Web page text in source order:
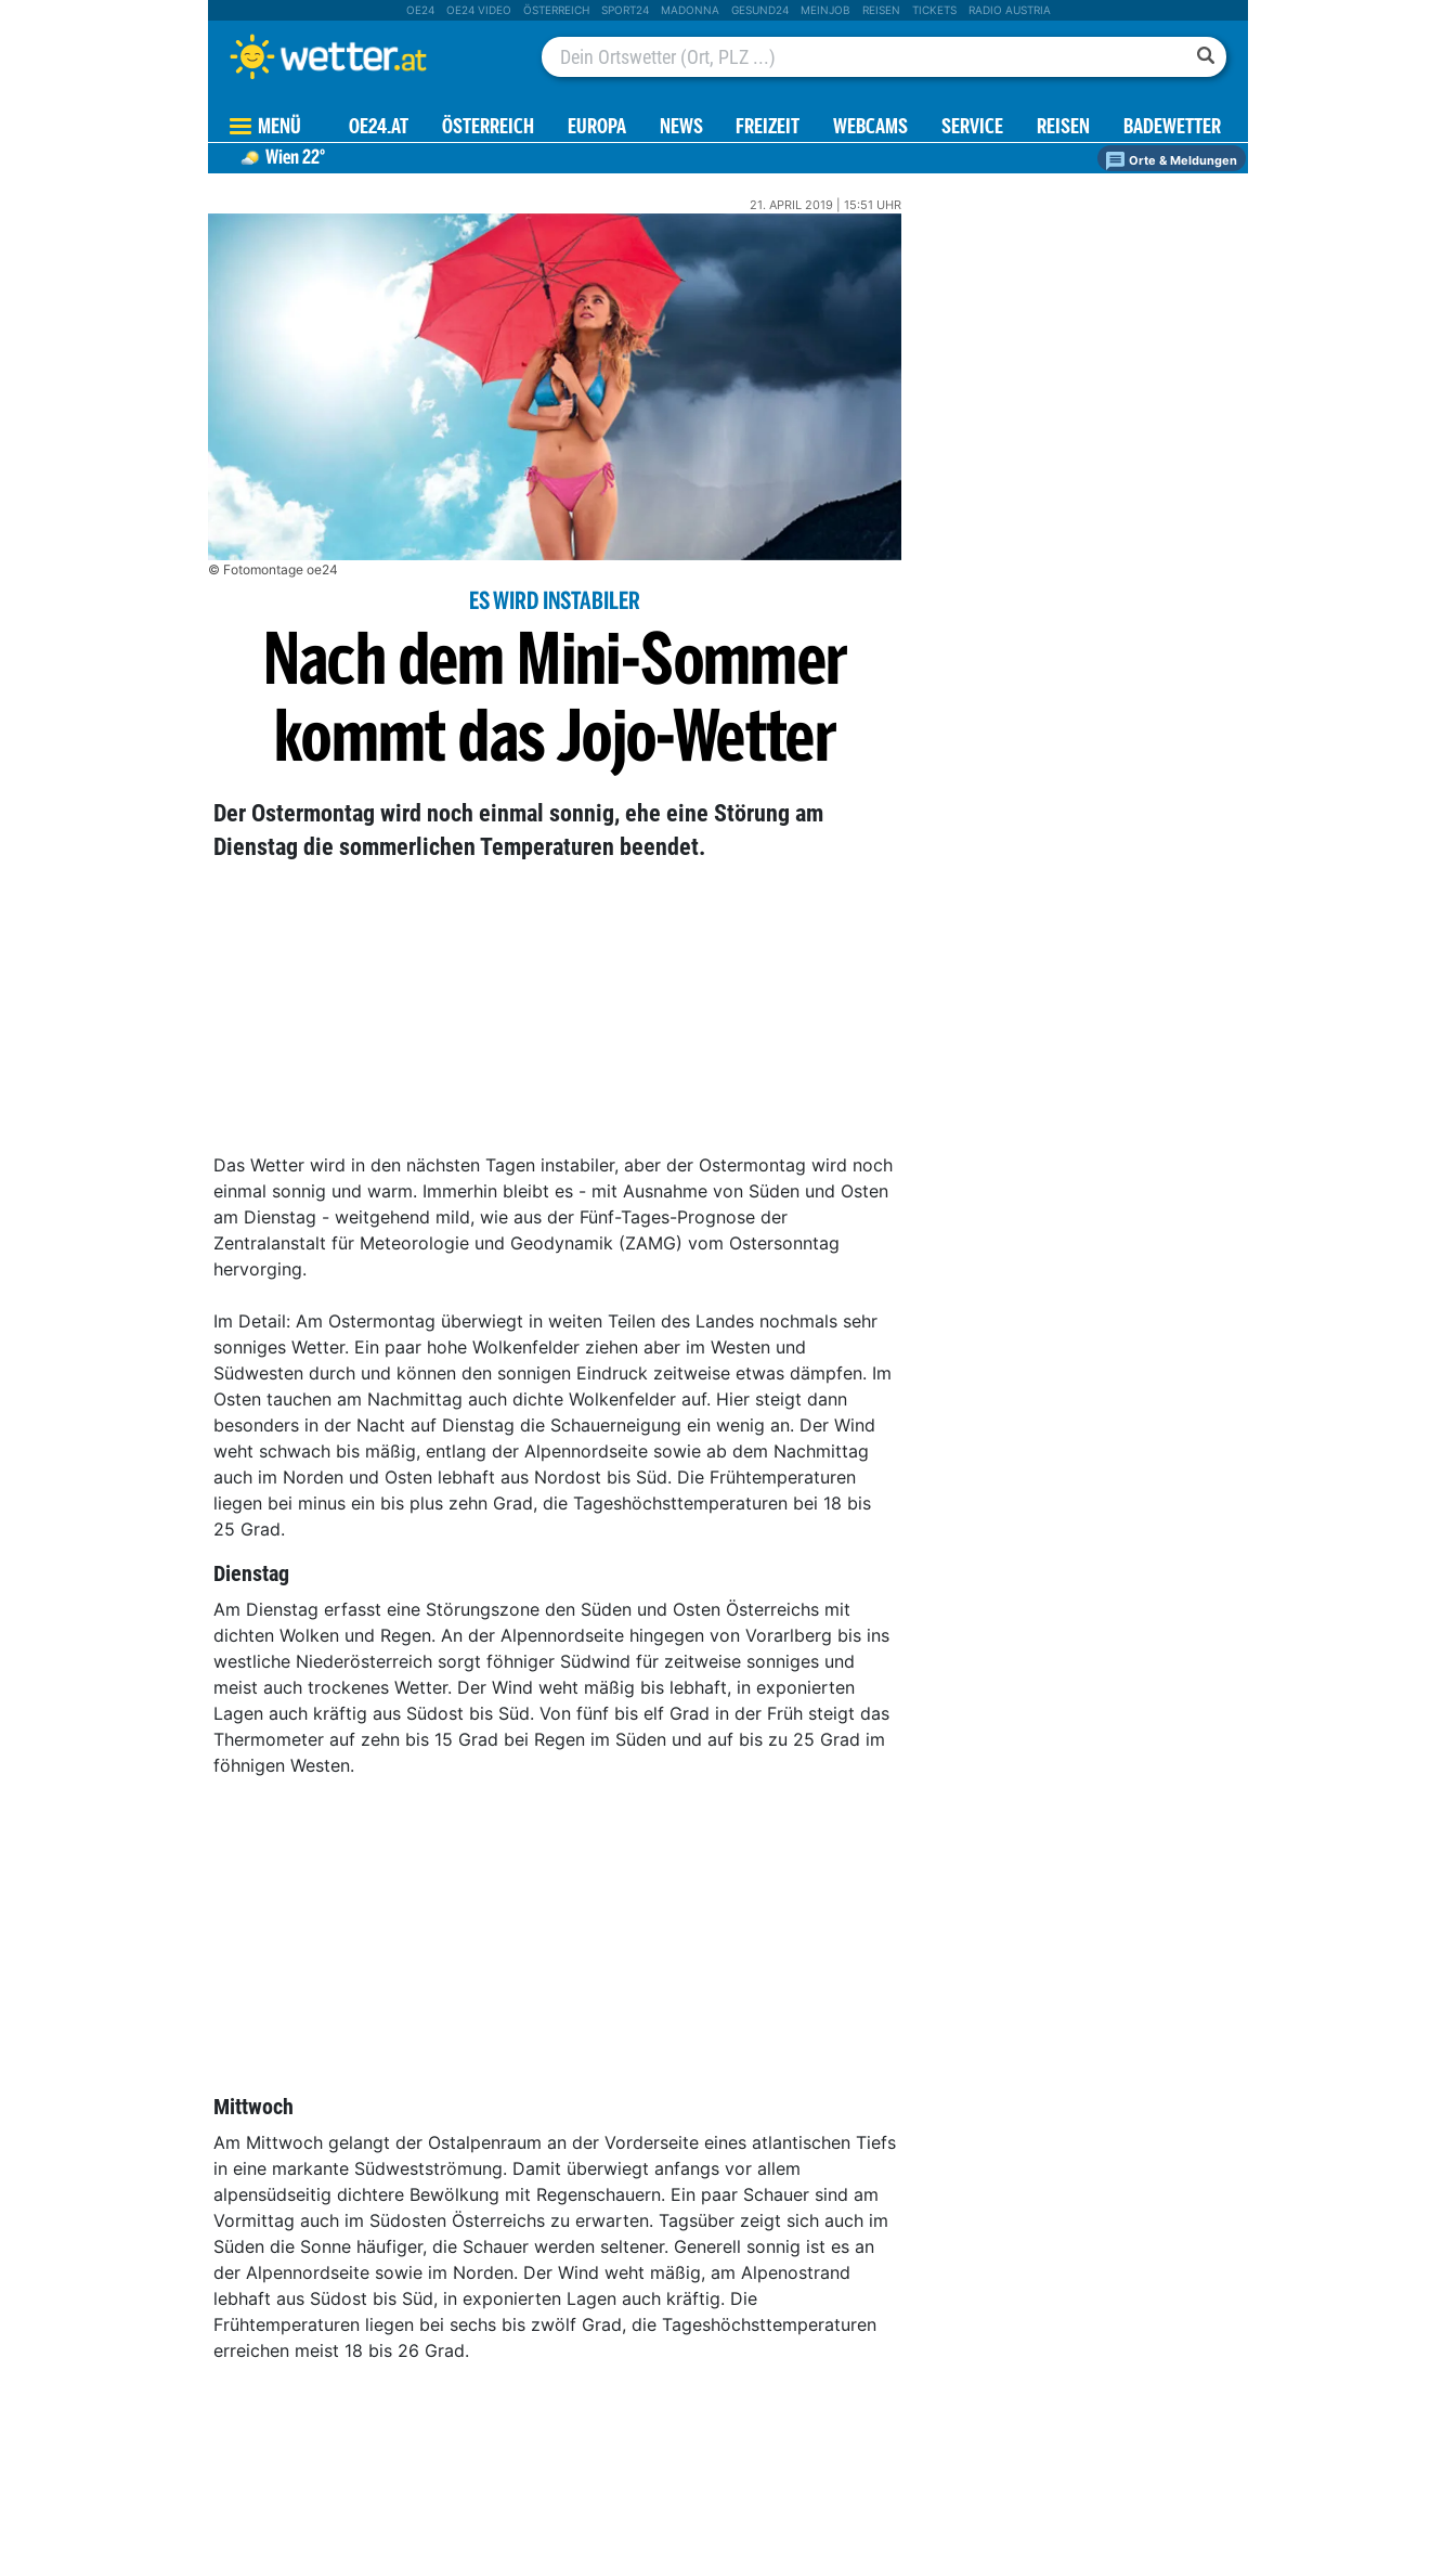
OE24 OE24 VIDEO ÖSTERREICH SPORT24 MADONNA GESUND24 MEINJOB REISEN TICKETS RADIO AUSTRIA
MENÜ OE24.AT ÖSTERREICH EUROPA NEWS FREIZEIT WEBCAMS SERVICE REISEN BADEWETTER
Wien22° Orte & Meldungen
21. APRIL 2019 | 15:51 UHR
© Fotomontage oe24
ES WIRD INSTABILER
Nach dem Mini-Sommer
kommt das Jojo-Wetter
Der Ostermontag wird noch einmal sonnig, ehe eine Störung am
Dienstag die sommerlichen Temperaturen beendet.
Das Wetter wird in den nächsten Tagen instabiler, aber der Ostermontag wird noch
einmal sonnig und warm. Immerhin bleibt es - mit Ausnahme von Süden und Osten
am Dienstag - weitgehend mild, wie aus der Fünf-Tages-Prognose der
Zentralanstalt für Meteorologie und Geodynamik (ZAMG) vom Ostersonntag
hervorging.
Im Detail: Am Ostermontag überwiegt in weiten Teilen des Landes nochmals sehr
sonniges Wetter. Ein paar hohe Wolkenfelder ziehen aber im Westen und
Südwesten durch und können den sonnigen Eindruck zeitweise etwas dämpfen. Im
Osten tauchen am Nachmittag auch dichte Wolkenfelder auf. Hier steigt dann
besonders in der Nacht auf Dienstag die Schauerneigung ein wenig an. Der Wind
weht schwach bis mäßig, entlang der Alpennordseite sowie ab dem Nachmittag
auch im Norden und Osten lebhaft aus Nordost bis Süd. Die Frühtemperaturen
liegen bei minus ein bis plus zehn Grad, die Tageshöchsttemperaturen bei 18 bis
25 Grad.
Dienstag
Am Dienstag erfasst eine Störungszone den Süden und Osten Österreichs mit
dichten Wolken und Regen. An der Alpennordseite hingegen von Vorarlberg bis ins
westliche Niederösterreich sorgt föhniger Südwind für zeitweise sonniges und
meist auch trockenes Wetter. Der Wind weht mäßig bis lebhaft, in exponierten
Lagen auch kräftig aus Südost bis Süd. Von fünf bis elf Grad in der Früh steigt das
Thermometer auf zehn bis 15 Grad bei Regen im Süden und auf bis zu 25 Grad im
föhnigen Westen.
Mittwoch
Am Mittwoch gelangt der Ostalpenraum an der Vorderseite eines atlantischen Tiefs
in eine markante Südwestströmung. Damit überwiegt anfangs vor allem
alpensüdseitig dichtere Bewölkung mit Regenschauern. Ein paar Schauer sind am
Vormittag auch im Südosten Österreichs zu erwarten. Tagsüber zeigt sich auch im
Süden die Sonne häufiger, die Schauer werden seltener. Generell sonnig ist es an
der Alpennordseite sowie im Norden. Der Wind weht mäßig, am Alpenostrand
lebhaft aus Südost bis Süd, in exponierten Lagen auch kräftig. Die
Frühtemperaturen liegen bei sechs bis zwölf Grad, die Tageshöchsttemperaturen
erreichen meist 18 bis 26 Grad.